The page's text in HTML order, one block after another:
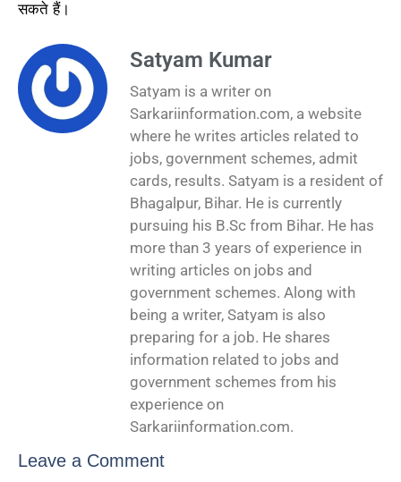
सकते हैं।
Satyam Kumar
Satyam is a writer on
Sarkariinformation.com, a website
where he writes articles related to
jobs, government schemes, admit
cards, results. Satyam is a resident of
Bhagalpur, Bihar. He is currently
pursuing his B.Sc from Bihar. He has
more than 3 years of experience in
writing articles on jobs and
government schemes. Along with
being a writer, Satyam is also
preparing for a job. He shares
information related to jobs and
government schemes from his
experience on
Sarkariinformation.com.
Leave a Comment